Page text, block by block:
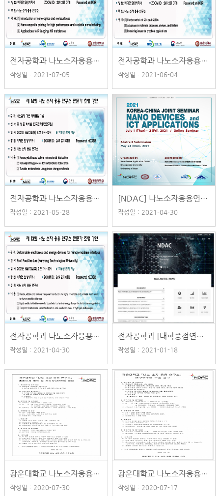
전자공학과 나노소자응용연구소 제 16회 전문가 초청 강연 일정 안내
작성일 : 2021-07-05
전자공학과 나노소자응용연구소 제 15회 전문가 초청 강연 일정 안내
작성일 : 2021-06-04
전자공학과 나노소자응용연구소 제 14회 전문가 초청 강연 일정 안내
작성일 : 2021-05-28
[NDAC] 나노소자응용연구소 한-중 협력세미나(ZOOM) 개최_2021.07.01(목)~07.02(금)
작성일 : 2021-04-30
전자공학과 나노소자응용연구소 제 13회 전문가 초청 강연 일정 안내
작성일 : 2021-04-30
전자공학과 [대학중점연구소-나노 소자 응용 연구소] 홈페이지 오픈
작성일 : 2021-01-18
광운대학교 나노소자응용연구소 홈페이지 제작 및 관리(계약직) 채용 공고
작성일 : 2020-07-30
광운대학교 나노소자응용연구소 연구보조원 채용 공고
작성일 : 2020-07-17